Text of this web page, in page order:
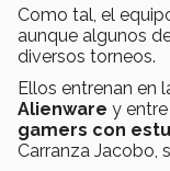
Como tal, el
aunque algunos
diversos torneos.
Ellos entrenan en
Alienware y
gamers con
Carranza Jacobo,